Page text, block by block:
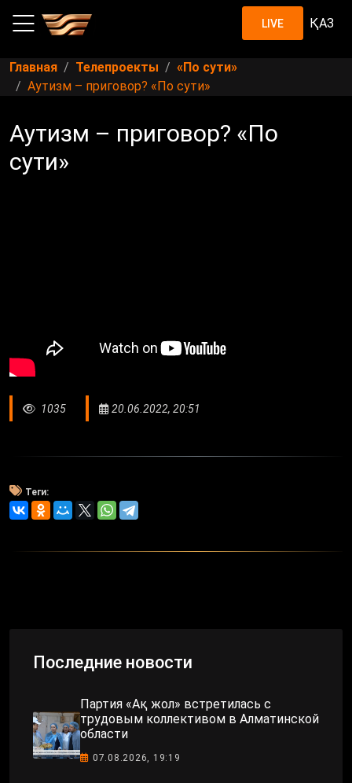
LIVE ҚАЗ
Главная Телепроекты
«По сути»
Аутизм – приговор? «По сути»
Аутизм – приговор? «По
сути»
1035 20.06.2022, 20:51
Теги:
Последние новости
Партия «Ақ жол» встретилась с
трудовым коллективом в Алматинской
области
07.08.2026, 19:19